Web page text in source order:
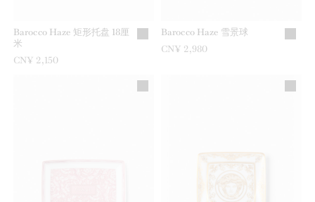
Barocco Haze 矩形托盘 18厘
米
CN¥ 2,150
Barocco Haze 雪景球
CN¥ 2,980